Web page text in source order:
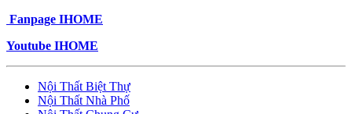
Fanpage IHOME
Youtube IHOME
Nội Thất Biệt Thự
Nội Thất Nhà Phố